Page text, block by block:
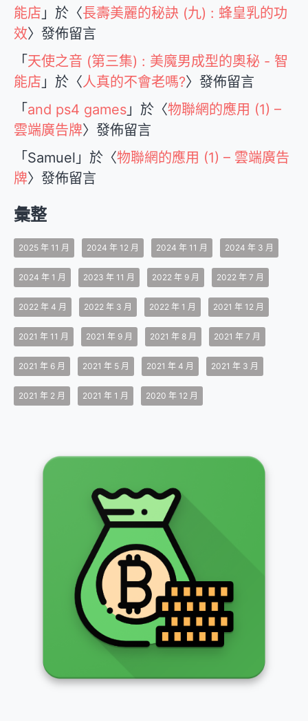
能店 」於〈長壽美麗的秘訣 (九) : 蜂皇乳的功
效〉發佈留言
「 天使之音 (第三集) : 美魔男成型的奧秘 - 智
能店 」於〈人真的不會老嗎?〉發佈留言
「 and ps4 games 」於〈物聯網的應用 (1) –
雲端廣告牌〉發佈留言
「 Samuel 」於〈物聯網的應用 (1) – 雲端廣告
牌〉發佈留言
彙整
2025 年 11 月 2024 年 12 月 2024 年 11 月 2024 年 3 月
2024 年 1 月 2023 年 11 月 2022 年 9 月 2022 年 7 月
2022 年 4 月 2022 年 3 月 2022 年 1 月 2021 年 12 月
2021 年 11 月 2021 年 9 月 2021 年 8 月 2021 年 7 月
2021 年 6 月 2021 年 5 月 2021 年 4 月 2021 年 3 月
2021 年 2 月 2021 年 1 月 2020 年 12 月